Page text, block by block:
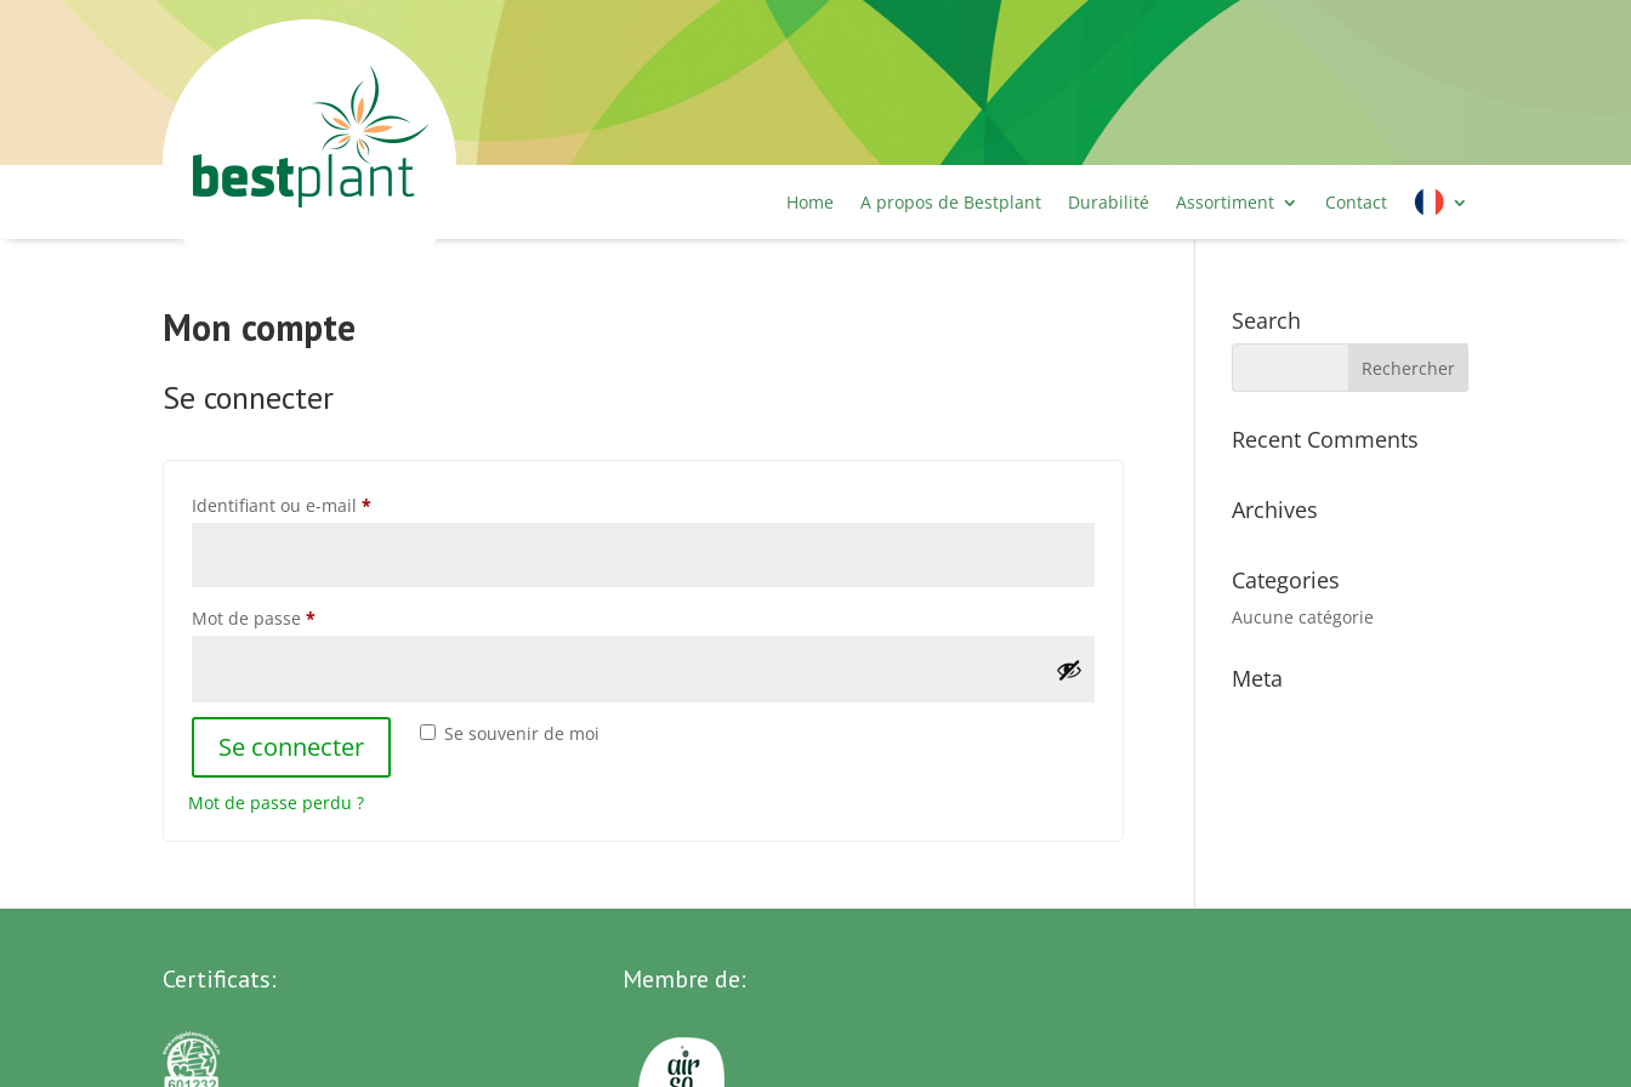
Home A propos de Bestplant Durabilité Assortiment Contact
Mon compte
Se connecter
Identifiant ou e-mail*Obligatoire
Mot de passe*Obligatoire
Se souvenir de moi
Se connecter
Mot de passe perdu ?
Search
Recent Comments
Archives
Categories
Aucune catégorie
Meta
Certificats: Membre de: